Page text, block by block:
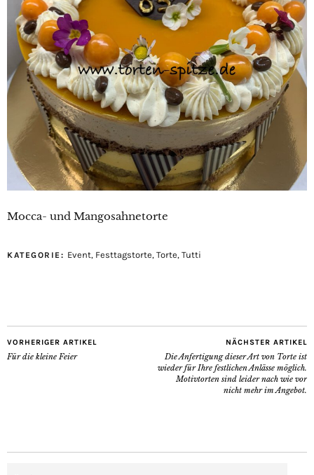
Mocca- und Mangosahnetorte
KATEGORIE: Event, Festtagstorte, Torte, Tutti
VORHERIGER ARTIKEL
Für die kleine Feier
NÄCHSTER ARTIKEL
Die Anfertigung dieser Art von Torte ist
wieder für Ihre festlichen Anlässe möglich.
Motivtorten sind leider nach wie vor
nicht mehr im Angebot.